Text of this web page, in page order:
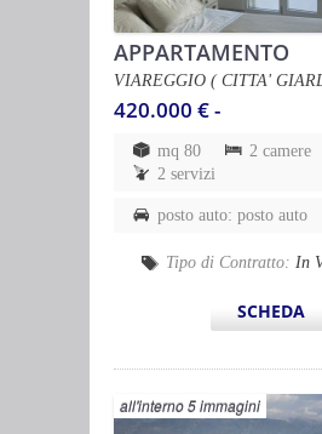
APPARTAMENTO
VIAREGGIO ( CITTA'
420.000 € -
mq 80
2 camere
2 servizi
posto auto: posto auto
Tipo di Contratto: In
SCHEDA
all'interno 5 immagini